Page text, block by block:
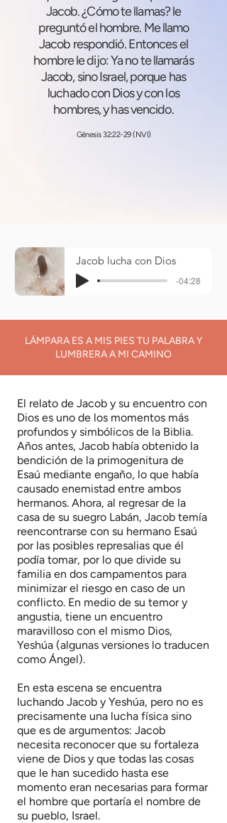
Jacob. ¿Cómo te llamas? le
preguntó el hombre. Me llamo
Jacob respondió. Entonces el
hombre le dijo: Ya no te llamarás
Jacob, sino Israel, porque has
luchado con Dios y con los
hombres, y has vencido.
Génesis 32:22-29 (NVI)
Jacob lucha con Dios
-04:28
LÁMPARA ES A MIS PIES TU PALABRA Y
LUMBRERA A MI CAMINO
El relato de Jacob y su encuentro con
Dios es uno de los momentos más
profundos y simbólicos de la Biblia.
Años antes, Jacob había obtenido la
bendición de la primogenitura de
Esaú mediante engaño, lo que había
causado enemistad entre ambos
hermanos. Ahora, al regresar de la
casa de su suegro Labán, Jacob temía
reencontrarse con su hermano Esaú
por las posibles represalias que él
podía tomar, por lo que divide su
familia en dos campamentos para
minimizar el riesgo en caso de un
conflicto. En medio de su temor y
angustia, tiene un encuentro
maravilloso con el mismo Dios,
Yeshúa (algunas versiones lo traducen
como Ángel).
En esta escena se encuentra
luchando Jacob y Yeshúa, pero no es
precisamente una lucha física sino
que es de argumentos: Jacob
necesita reconocer que su fortaleza
viene de Dios y que todas las cosas
que le han sucedido hasta ese
momento eran necesarias para formar
el hombre que portaría el nombre de
su pueblo, Israel.